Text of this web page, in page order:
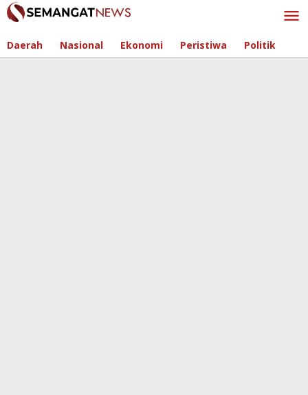
Skip
to
Daerah Nasional Ekonomi Peristiwa Politik